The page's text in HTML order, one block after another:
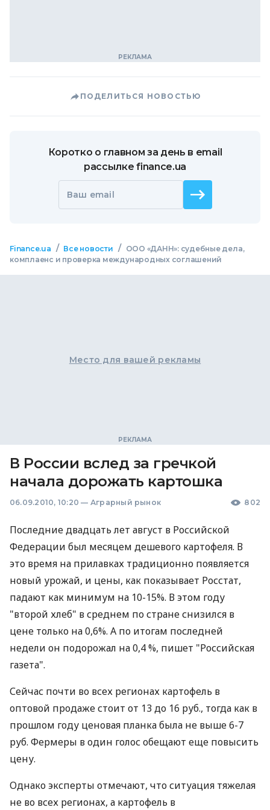
ПОДЕЛИТЬСЯ НОВОСТЬЮ
Коротко о главном за день в email
рассылке finance.ua
Ваш email
Finance.ua / Все новости /
ООО «ДАНН»: судебные дела,
комплаенс и проверка международных соглашений
Место для вашей рекламы
В России вслед за гречкой
начала дорожать картошка
06.09.2010, 10:20 — Аграрный рынок 802
Последние двадцать лет август в Российской
Федерации был месяцем дешевого картофеля. В
это время на прилавках традиционно появляется
новый урожай, и цены, как показывает Росстат,
падают как минимум на 10-15%. В этом году
"второй хлеб" в среднем по стране снизился в
цене только на 0,6%. А по итогам последней
недели он подорожал на 0,4 %, пишет "Российская
газета".
Сейчас почти во всех регионах картофель в
оптовой продаже стоит от 13 до 16 руб., тогда как в
прошлом году ценовая планка была не выше 6-7
руб. Фермеры в один голос обещают еще повысить
цену.
Однако эксперты отмечают, что ситуация тяжелая
не во всех регионах, а картофель в